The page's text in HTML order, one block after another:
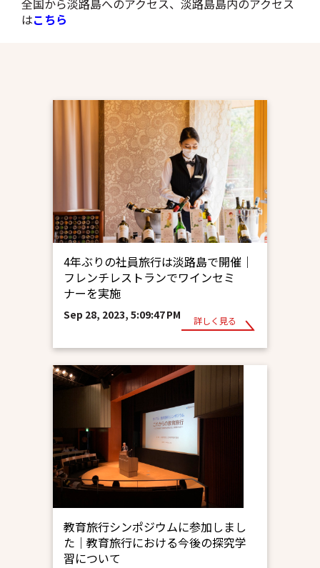
全国から淡路島へのアクセス、淡路島島内のアクセス
はこちら
4年ぶりの社員旅行は淡路島で開催｜
フレンチレストランでワインセミ
ナーを実施
Sep 28, 2023, 5:09:47 PM 詳しく見る
教育旅行シンポジウムに参加しまし
た｜教育旅行における今後の探究学
習について